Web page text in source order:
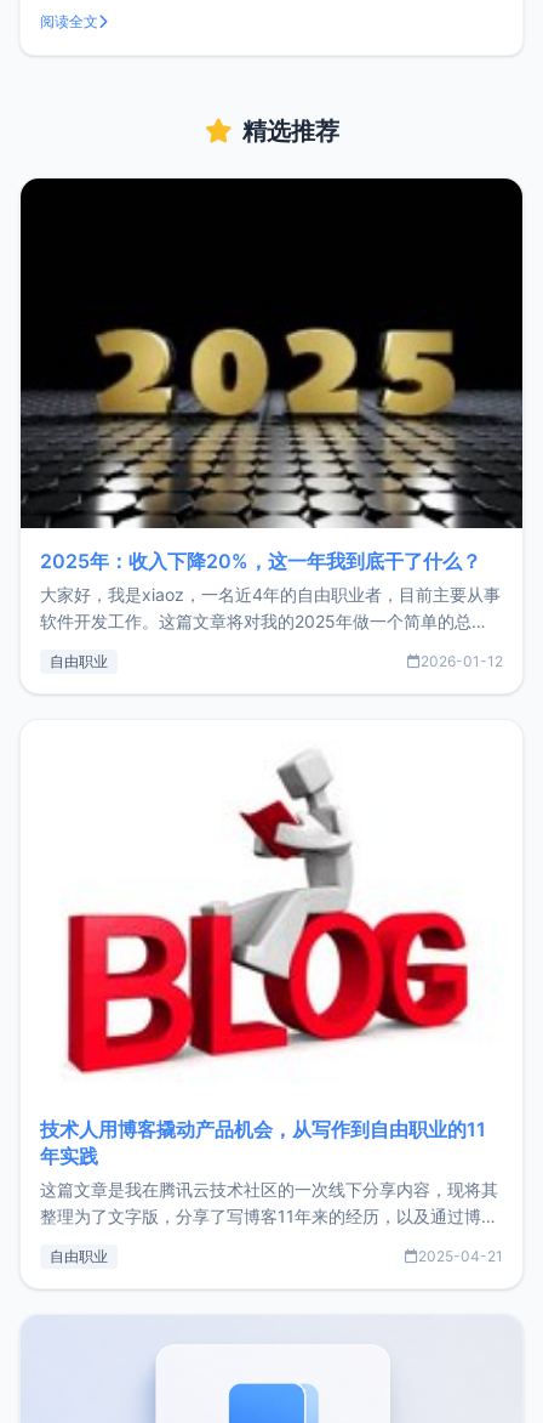
三个第三方音乐客户端之前，先简单介绍一下Jellyfin。
Jellyfin是一个自由且开源的媒体服务器
阅读全文
精选推荐
2025年：收入下降20%，这一年我到底干了什么？
大家好，我是xiaoz，一名近4年的自由职业者，目前主要从事
软件开发工作。这篇文章将对我的2025年做一个简单的总
收入下降20%，但却过得很充实，2026年不求突破，但求保
自由职业 2026-01-12
技术人用博客撬动产品机会，从写作到自由职业的11
年实践
这篇文章是我在腾讯云技术社区的一次线下分享内容，现将其
整理为了文字版，分享了写博客11年来的经历，以及通过博客
了我的首个产品ImgURL的真实数据和产品现状。自我介绍大
自由职业 2025-04-21